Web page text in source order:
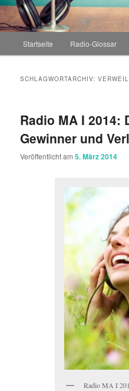
Startseite Radio-Glossar
SCHLAGWORTARCHIV:
Radio MA I 2014:
Gewinner und
Veröffentlicht am5. März 2014
Radio MA I